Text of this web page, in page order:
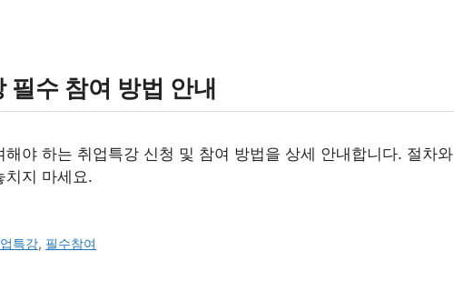
필수 참여 방법 안내
야 하는 취업특강 신청 및 참여 방법을 상세 안내합니다. 절차와
치지 마세요.
특강, 필수참여